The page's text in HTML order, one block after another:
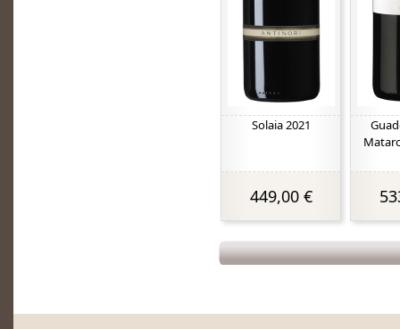
Solaia 2021
449,00 €